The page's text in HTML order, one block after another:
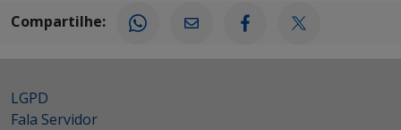
Compartilhe:
LGPD
Fala Servidor